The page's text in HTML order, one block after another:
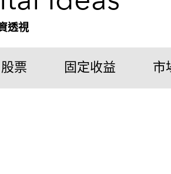
透視
股票 固定收益 市